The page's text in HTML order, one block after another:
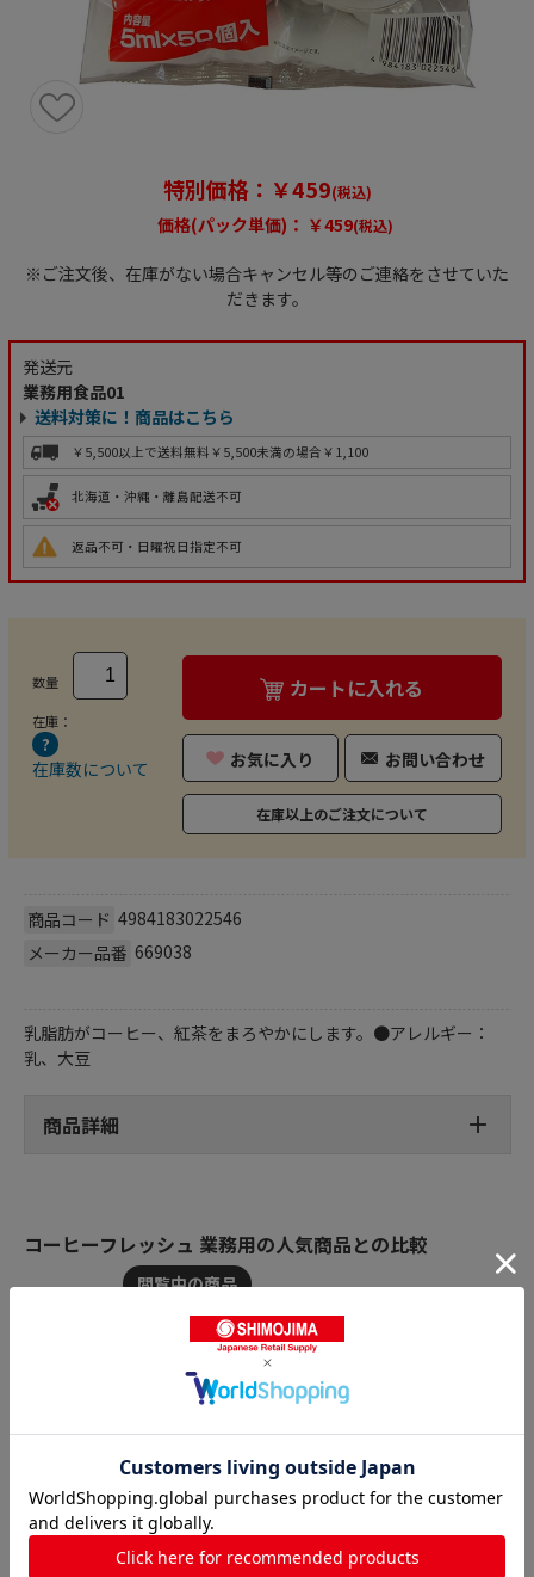
特別価格：￥459(税込)
価格(パック単価)： ￥459(税込)
※ご注文後、在庫がない場合キャンセル等のご連絡をさせていた
だきます。
発送元
業務用食品01
送料対策に！商品はこちら
￥5,500以上で送料無料 ￥5,500未満の場合￥1,100
北海道・沖縄・離島配送不可
返品不可・日曜祝日指定不可
数量
在庫：
在庫数について
カートに入れる
お気に入り お問い合わせ
在庫以上のご注文について
商品コード 4984183022546
メーカー品番 669038
乳脂肪がコーヒー、紅茶をまろやかにします。●アレルギー：
乳、大豆
商品詳細
コーヒーフレッシュ 業務用の人気商品との比較
コーヒーフレッシ
ュ 乳脂肪分6％ 5ml
※軽（ご注文単位1パ